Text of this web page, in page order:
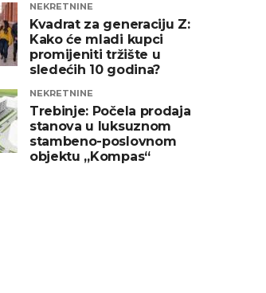
NEKRETNINE
Kvadrat za generaciju Z:
Kako će mladi kupci
promijeniti tržište u
sledećih 10 godina?
NEKRETNINE
Trebinje: Počela prodaja
stanova u luksuznom
stambeno-poslovnom
objektu „Kompas“